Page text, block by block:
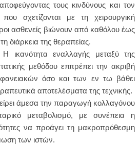
τους κινδύνους και τον
σχετίζονται με τη χειρουργική
ασθενείς βιώνουν από καθόλου έως
διάρκεια της θεραπείας.
ικανότητα εναλλαγής μεταξύ της
μεθόδου επιτρέπει την ακριβή
όσο και των εν τω βάθει
αποτελέσματα της τεχνικής.
άμεσα την παραγωγή κολλαγόνου
μεταβολισμό, με συνέπεια η
να προάγει τη μακροπρόθεσμη
των ιστών.